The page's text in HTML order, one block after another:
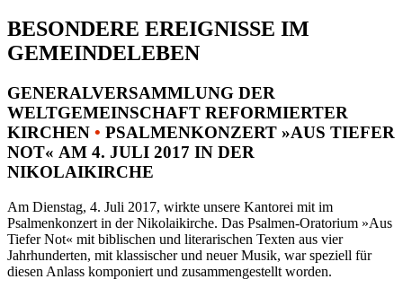
BESONDERE EREIGNISSE IM
GEMEINDELEBEN
GENERALVERSAMMLUNG DER
WELTGEMEINSCHAFT REFORMIERTER
KIRCHEN • PSALMENKONZERT »AUS TIEFER
NOT« AM 4. JULI 2017 IN DER
NIKOLAIKIRCHE
Am Dienstag, 4. Juli 2017, wirkte unsere Kantorei mit im
Psalmenkonzert in der Nikolaikirche. Das Psalmen-Oratorium »Aus
Tiefer Not« mit biblischen und literarischen Texten aus vier
Jahrhunderten, mit klassischer und neuer Musik, war speziell für
diesen Anlass komponiert und zusammengestellt worden.